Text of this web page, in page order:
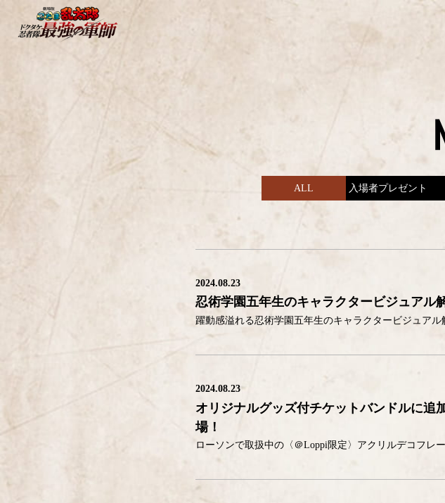
ALL 入場者プレゼント
2024.08.23
忍術学園五年生のキャラクタービジュアル
2024.08.23
オリジナルグッズ付チケットバンドルに追
場！